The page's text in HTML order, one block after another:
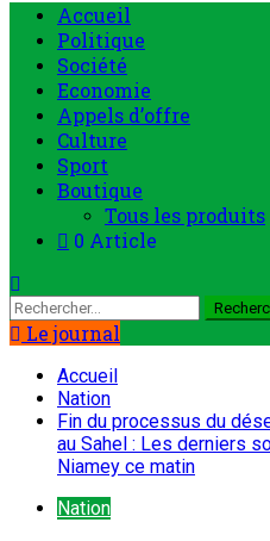
Accueil
Politique
Société
Economie
Appels d’offre
Culture
Sport
Boutique
Tous les produits
0 Article
Le journal
Accueil
Nation
Fin du processus du
au Sahel : Les derniers
Niamey ce matin
Nation